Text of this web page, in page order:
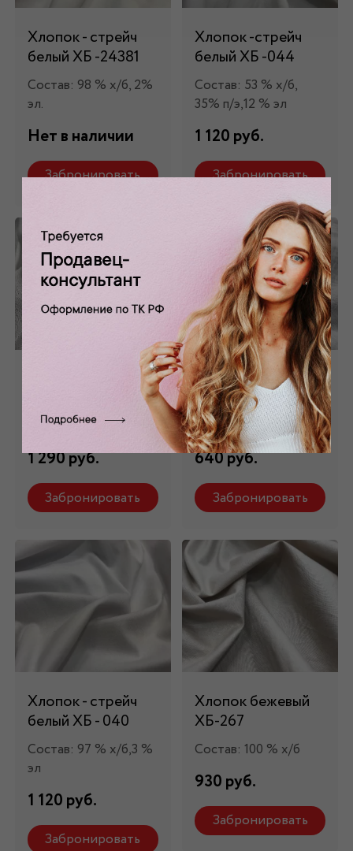
Хлопок - стрейч
белый ХБ -24381
Состав: 98 % х/б, 2%
эл.
Нет в наличии
Забронировать
Хлопок -стрейч
белый ХБ -044
Состав: 53 % х/б,
35% п/э,12 % эл
1 120 руб.
Забронировать
Хлопок белый ХБ -
Состав: 100 % х/б
1 290 руб.
Забронировать
Хлопок - батист
белый ХБ - 015
Состав: 100 % х/б
640 руб.
Забронировать
Хлопок - стрейч
белый ХБ - 040
Состав: 97 % х/б,3 %
эл
1 120 руб.
Забронировать
Хлопок бежевый
ХБ-267
Состав: 100 % х/б
930 руб.
Забронировать